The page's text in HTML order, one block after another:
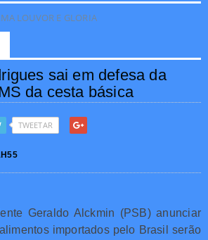
sai em defesa da
da cesta básica
TWEETAR
Geraldo Alckmin (PSB) anunciar
importados pelo Brasil serão